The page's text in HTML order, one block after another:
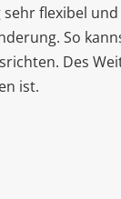
flexibel
So
Des
ist.